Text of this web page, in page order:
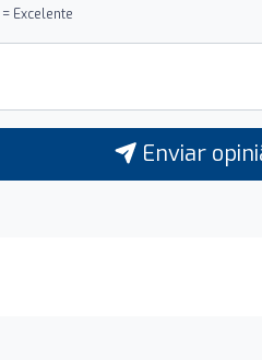
Excelente
Enviar